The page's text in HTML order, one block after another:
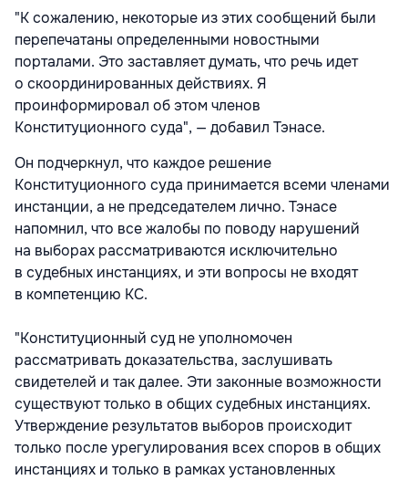
"К сожалению, некоторые из этих сообщений были
перепечатаны определенными новостными
порталами. Это заставляет думать, что речь идет
о скоординированных действиях. Я
проинформировал об этом членов
Конституционного суда", — добавил Тэнасе.
Он подчеркнул, что каждое решение
Конституционного суда принимается всеми членами
инстанции, а не председателем лично. Тэнасе
напомнил, что все жалобы по поводу нарушений
на выборах рассматриваются исключительно
в судебных инстанциях, и эти вопросы не входят
в компетенцию КС.
"Конституционный суд не уполномочен
рассматривать доказательства, заслушивать
свидетелей и так далее. Эти законные возможности
существуют только в общих судебных инстанциях.
Утверждение результатов выборов происходит
только после урегулирования всех споров в общих
инстанциях и только в рамках установленных